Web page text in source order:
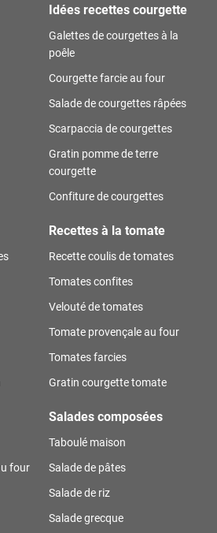
Idées recettes courgette
Galettes de courgettes à la
poêle
Courgette farcie au four
Salade de courgettes râpées
Scarpaccia de courgettes
Gratin pomme de terre
courgette
Confiture de courgettes
Recettes à la tomate
Recette coulis de tomates
Tomates confites
Velouté de tomates
Tomate provençale au four
Tomates farcies
Gratin courgette tomate
four
Salades composées
Taboulé maison
Salade de pâtes
Salade de riz
Salade grecque